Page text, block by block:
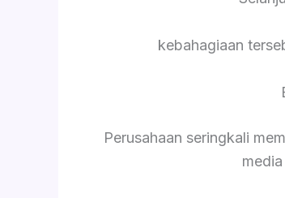
kebahagiaan
Perusahaan seringkali